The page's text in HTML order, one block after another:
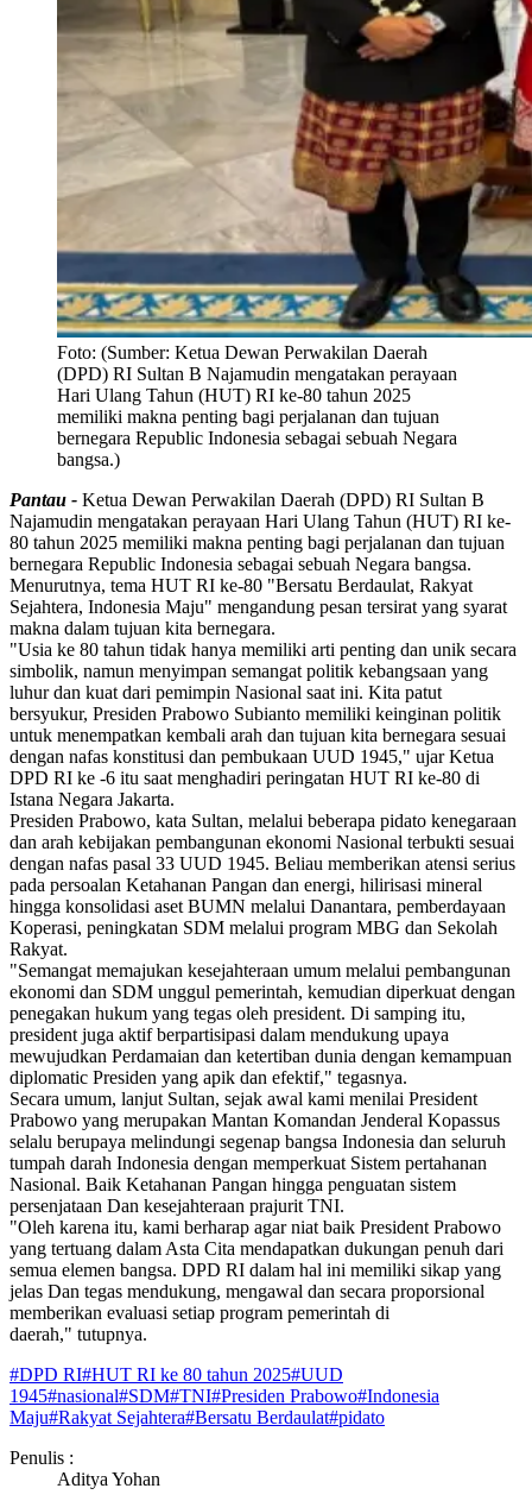
Foto: (Sumber: Ketua Dewan Perwakilan Daerah
(DPD) RI Sultan B Najamudin mengatakan perayaan
Hari Ulang Tahun (HUT) RI ke-80 tahun 2025
memiliki makna penting bagi perjalanan dan tujuan
bernegara Republic Indonesia sebagai sebuah Negara
bangsa.)
Pantau - Ketua Dewan Perwakilan Daerah (DPD) RI Sultan B
Najamudin mengatakan perayaan Hari Ulang Tahun (HUT) RI ke-
80 tahun 2025 memiliki makna penting bagi perjalanan dan tujuan
bernegara Republic Indonesia sebagai sebuah Negara bangsa.
Menurutnya, tema HUT RI ke-80 "Bersatu Berdaulat, Rakyat
Sejahtera, Indonesia Maju" mengandung pesan tersirat yang syarat
makna dalam tujuan kita bernegara.
"Usia ke 80 tahun tidak hanya memiliki arti penting dan unik secara
simbolik, namun menyimpan semangat politik kebangsaan yang
luhur dan kuat dari pemimpin Nasional saat ini. Kita patut
bersyukur, Presiden Prabowo Subianto memiliki keinginan politik
untuk menempatkan kembali arah dan tujuan kita bernegara sesuai
dengan nafas konstitusi dan pembukaan UUD 1945," ujar Ketua
DPD RI ke -6 itu saat menghadiri peringatan HUT RI ke-80 di
Istana Negara Jakarta.
Presiden Prabowo, kata Sultan, melalui beberapa pidato kenegaraan
dan arah kebijakan pembangunan ekonomi Nasional terbukti sesuai
dengan nafas pasal 33 UUD 1945. Beliau memberikan atensi serius
pada persoalan Ketahanan Pangan dan energi, hilirisasi mineral
hingga konsolidasi aset BUMN melalui Danantara, pemberdayaan
Koperasi, peningkatan SDM melalui program MBG dan Sekolah
Rakyat.
"Semangat memajukan kesejahteraan umum melalui pembangunan
ekonomi dan SDM unggul pemerintah, kemudian diperkuat dengan
penegakan hukum yang tegas oleh president. Di samping itu,
president juga aktif berpartisipasi dalam mendukung upaya
mewujudkan Perdamaian dan ketertiban dunia dengan kemampuan
diplomatic Presiden yang apik dan efektif," tegasnya.
Secara umum, lanjut Sultan, sejak awal kami menilai President
Prabowo yang merupakan Mantan Komandan Jenderal Kopassus
selalu berupaya melindungi segenap bangsa Indonesia dan seluruh
tumpah darah Indonesia dengan memperkuat Sistem pertahanan
Nasional. Baik Ketahanan Pangan hingga penguatan sistem
persenjataan Dan kesejahteraan prajurit TNI.
"Oleh karena itu, kami berharap agar niat baik President Prabowo
yang tertuang dalam Asta Cita mendapatkan dukungan penuh dari
semua elemen bangsa. DPD RI dalam hal ini memiliki sikap yang
jelas Dan tegas mendukung, mengawal dan secara proporsional
memberikan evaluasi setiap program pemerintah di
daerah," tutupnya.
#DPD RI#HUT RI ke 80 tahun 2025#UUD
1945#nasional#SDM#TNI#Presiden Prabowo#Indonesia
Maju#Rakyat Sejahtera#Bersatu Berdaulat#pidato
Penulis :
Aditya Yohan